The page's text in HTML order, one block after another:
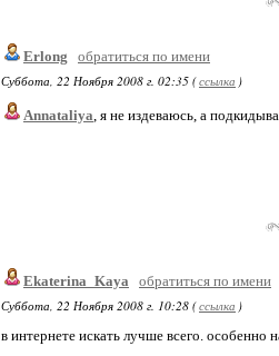
Erlong
обратиться по имени
Суббота, 22 Ноября 2008 г. 02:35 (ссылка )
Annataliya, я не издеваюсь, а
Ekaterina_Kaya
обратиться по имени
Суббота, 22 Ноября 2008 г. 10:28 (ссылка )
в интернете искать лучше всего.